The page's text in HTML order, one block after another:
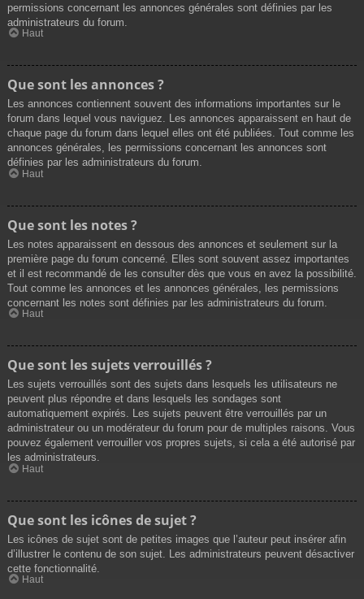
permissions concernant les annonces générales sont définies par les
administrateurs du forum.
Haut
Que sont les annonces ?
Les annonces contiennent souvent des informations importantes sur le
forum dans lequel vous naviguez. Les annonces apparaissent en haut de
chaque page du forum dans lequel elles ont été publiées. Tout comme les
annonces générales, les permissions concernant les annonces sont
définies par les administrateurs du forum.
Haut
Que sont les notes ?
Les notes apparaissent en dessous des annonces et seulement sur la
première page du forum concerné. Elles sont souvent assez importantes
et il est recommandé de les consulter dès que vous en avez la possibilité.
Tout comme les annonces et les annonces générales, les permissions
concernant les notes sont définies par les administrateurs du forum.
Haut
Que sont les sujets verrouillés ?
Les sujets verrouillés sont des sujets dans lesquels les utilisateurs ne
peuvent plus répondre et dans lesquels les sondages sont
automatiquement expirés. Les sujets peuvent être verrouillés par un
administrateur ou un modérateur du forum pour de multiples raisons. Vous
pouvez également verrouiller vos propres sujets, si cela a été autorisé par
les administrateurs.
Haut
Que sont les icônes de sujet ?
Les icônes de sujet sont de petites images que l’auteur peut insérer afin
d’illustrer le contenu de son sujet. Les administrateurs peuvent désactiver
cette fonctionnalité.
Haut